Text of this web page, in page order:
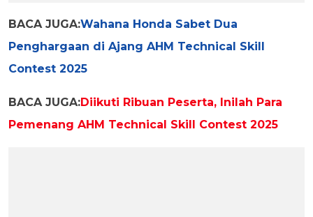
BACA JUGA:Wahana Honda Sabet Dua
Penghargaan di Ajang AHM Technical Skill
Contest 2025
BACA JUGA:Diikuti Ribuan Peserta, Inilah Para
Pemenang AHM Technical Skill Contest 2025